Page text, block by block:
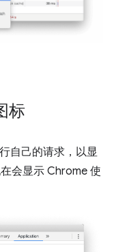
标
自己的请求，以显
会显示 Chrome 使